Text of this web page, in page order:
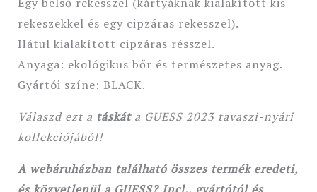
rekeszekkel és egy cipzáras rekesszel).
Hátul kialakított cipzáras résszel.
Anyaga: ekológikus bőr és természetes anyag.
Gyártói színe: BLACK.
Válaszd ezt a táskáta GUESS 2023 tavaszi-nyári
kollekciójából!
A webáruházban található összes termék eredeti,